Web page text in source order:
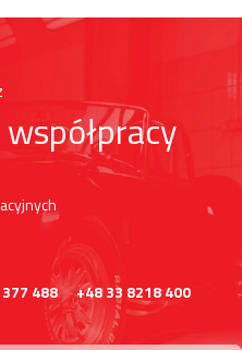
488
+48 33 8218 400